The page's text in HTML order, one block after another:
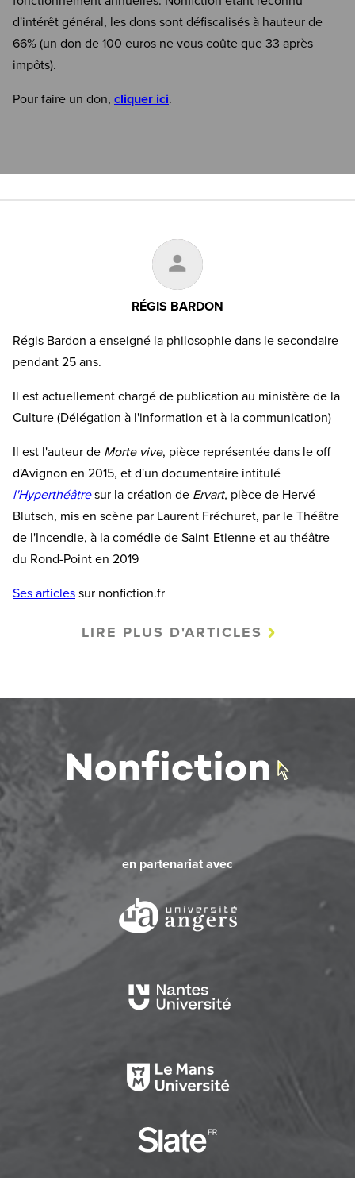
d'intérêt général, les dons sont défiscalisés à hauteur de
66% (un don de 100 euros ne vous coûte que 33 après
impôts).
Pour faire un don, cliquer ici.
RÉGIS BARDON
Régis Bardon a enseigné la philosophie dans le secondaire
pendant 25 ans.
Il est actuellement chargé de publication au ministère de la
Culture (Délégation à l'information et à la communication)
Il est l'auteur de Morte vive, pièce représentée dans le off
d'Avignon en 2015, et d'un documentaire intitulé
l'Hyperthéâtresur la création de Ervart, pièce de Hervé
Blutsch, mis en scène par Laurent Fréchuret, par le Théâtre
de l'Incendie, à la comédie de Saint-Etienne et au théâtre
du Rond-Point en 2019
Ses articles sur nonfiction.fr
LIRE PLUS D'ARTICLES
en partenariat avec